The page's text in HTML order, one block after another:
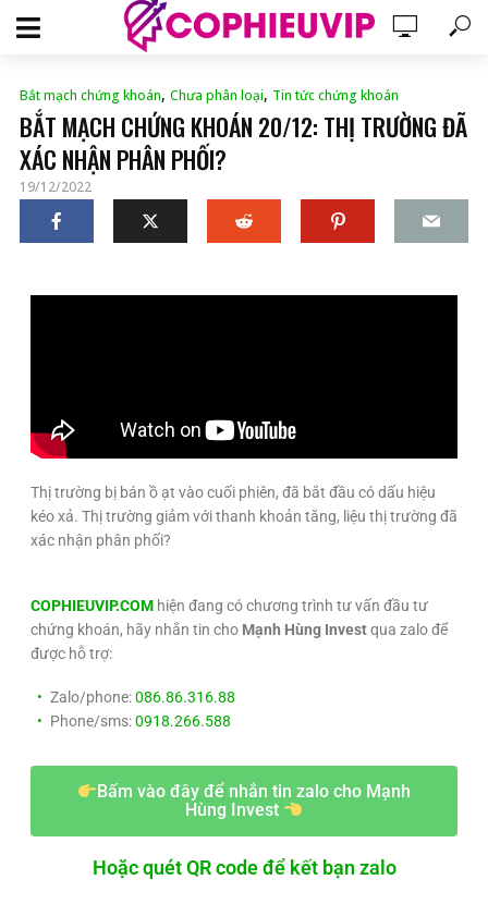
Bắt mạch chứng khoán, Chưa phân loại, Tin tức chứng khoán
BẮT MẠCH CHỨNG KHOÁN 20/12: THỊ TRƯỜNG ĐÃ
XÁC NHẬN PHÂN PHỐI?
19/12/2022
Thị trường bị bán ồ ạt vào cuối phiên, đã bắt đầu có dấu hiệu
kéo xả. Thị trường giảm với thanh khoản tăng, liệu thị trường đã
xác nhận phân phối?
COPHIEUVIP.COM hiện đang có chương trình tư vấn đầu tư
chứng khoán, hãy nhắn tin cho Mạnh Hùng Investqua zalo để
được hỗ trợ:
Zalo/phone:086.86.316.88
Phone/sms:0918.266.588
Bấm vào đây để nhắn tin zalo cho Mạnh
Hùng Invest
Hoặc quét QR code để kết bạn zalo